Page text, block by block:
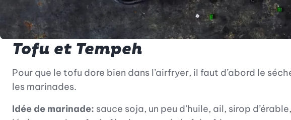
Tofu et Tempeh
Pour que le tofu dore bien dans l’airfryer, il faut d’abord le
les marinades.
Idée de marinade: sauce soja, un peu d’huile, ail, sirop